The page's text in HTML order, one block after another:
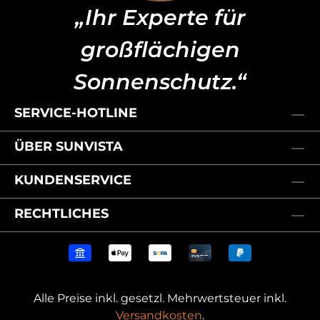
„Ihr Experte für
großflächigen
Sonnenschutz.“
SERVICE-HOTLINE
ÜBER SUNVISTA
KUNDENSERVICE
RECHTLICHES
Alle Preise inkl. gesetzl. Mehrwertsteuer inkl.
Versandkosten.